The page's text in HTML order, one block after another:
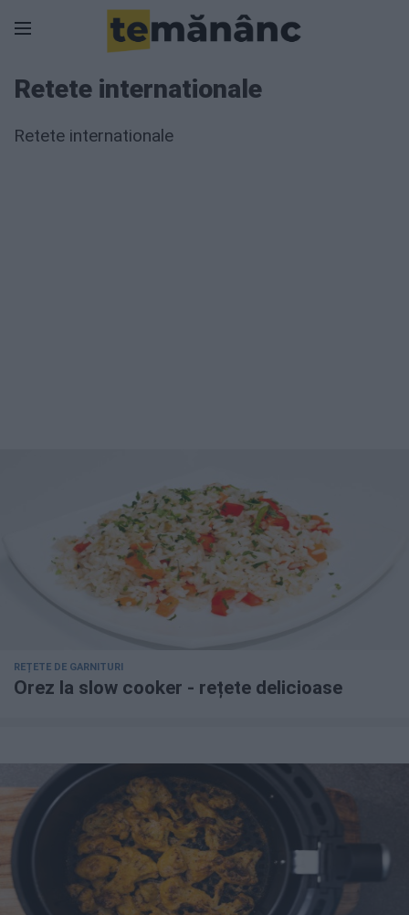
Retete internationale
Retete internationale
REȚETE DE GARNITURI
Orez la slow cooker - rețete delicioase